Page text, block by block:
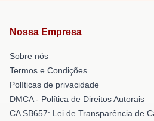
Nossa Empresa
Sobre nós
Termos e Condições
Políticas de privacidade
DMCA - Política de Direitos Autorais
CA SB657: Lei de Transparência de